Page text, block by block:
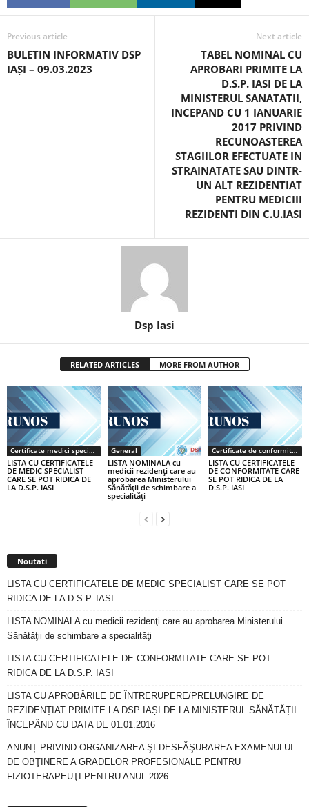
Previous article
BULETIN INFORMATIV DSP
IAȘI – 09.03.2023
Next article
TABEL NOMINAL CU
APROBARI PRIMITE LA
D.S.P. IASI DE LA
MINISTERUL SANATATII,
INCEPAND CU 1 IANUARIE
2017 PRIVIND
RECUNOASTEREA
STAGIILOR EFECTUATE IN
STRAINATATE SAU DINTR-
UN ALT REZIDENTIAT
PENTRU MEDICIII
REZIDENTI DIN C.U.IASI
Dsp Iasi
RELATED ARTICLES MORE FROM AUTHOR
Certificate medici specialiști / primari
LISTA CU CERTIFICATELE
DE MEDIC SPECIALIST
CARE SE POT RIDICA DE
LA D.S.P. IASI
General
LISTA NOMINALA cu
medicii rezidenţi care au
aprobarea Ministerului
Sănătăţii de schimbare a
specialităţi
Certificate de conformitate
LISTA CU CERTIFICATELE
DE CONFORMITATE CARE
SE POT RIDICA DE LA
D.S.P. IASI
Noutati
LISTA CU CERTIFICATELE DE MEDIC SPECIALIST CARE SE POT
RIDICA DE LA D.S.P. IASI
LISTA NOMINALA cu medicii rezidenţi care au aprobarea Ministerului
Sănătăţii de schimbare a specialităţi
LISTA CU CERTIFICATELE DE CONFORMITATE CARE SE POT
RIDICA DE LA D.S.P. IASI
LISTA CU APROBĂRILE DE ÎNTRERUPERE/PRELUNGIRE DE
REZIDENȚIAT PRIMITE LA DSP IAȘI DE LA MINISTERUL SĂNĂTĂȚII
ÎNCEPÂND CU DATA DE 01.01.2016
ANUNȚ PRIVIND ORGANIZAREA ŞI DESFĂŞURAREA EXAMENULUI
DE OBŢINERE A GRADELOR PROFESIONALE PENTRU
FIZIOTERAPEUŢI PENTRU ANUL 2026